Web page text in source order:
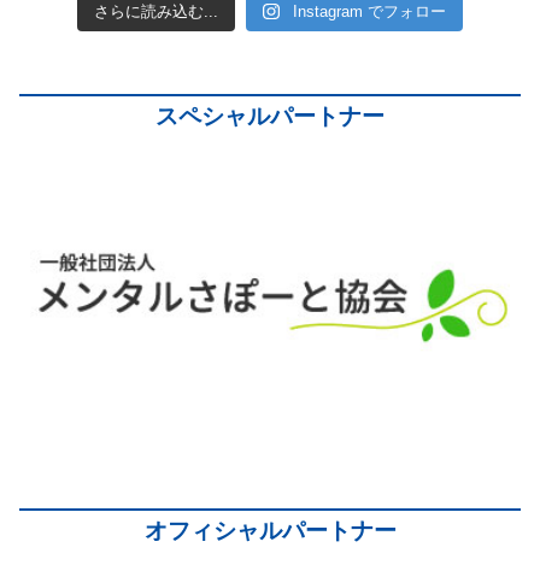
さらに読み込む... Instagram でフォロー
スペシャルパートナー
オフィシャルパートナー